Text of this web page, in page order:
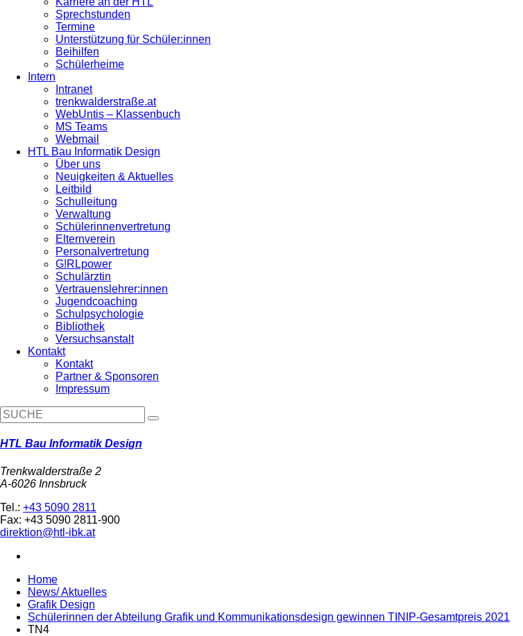
Sprechstunden
Termine
Unterstützung für Schüler:innen
Beihilfen
Schülerheime
Intern
Intranet
trenkwalderstraße.at
WebUntis – Klassenbuch
MS Teams
Webmail
HTL Bau Informatik Design
Über uns
Neuigkeiten & Aktuelles
Leitbild
Schulleitung
Verwaltung
Schülerinnenvertretung
Elternverein
Personalvertretung
G!RLpower
Schulärztin
Vertrauenslehrer:innen
Jugendcoaching
Schulpsychologie
Bibliothek
Versuchsanstalt
Kontakt
Kontakt
Partner & Sponsoren
Impressum
HTL Bau Informatik Design
Trenkwalderstraße 2
A-6026 Innsbruck
Tel.: +43 5090 2811
Fax: +43 5090 2811-900
direktion@htl-ibk.at
Home
News/ Aktuelles
Grafik Design
Schülerinnen der Abteilung Grafik und Kommunikationsdesign gewinnen TINIP-Gesamtpreis 2021
TN4